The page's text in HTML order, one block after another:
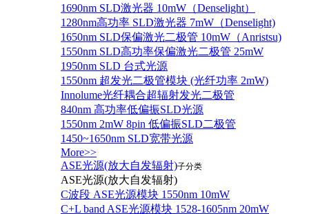
1690nm SLD激光器 10mW（Denselight）
1280nm高功率 SLD激光器 7mW（Denselight)
1650nm SLD保偏激光二极管 10mW（Anristsu)
1550nm SLD高功率保偏激光二极管 25mW
1950nm SLD 台式光源
1550nm 超发光二极管模块 (光纤功率 2mW)
Innolume光纤耦合超辐射发光二极管
840nm 高功率低偏振SLD光源
1550nm 2mW 8pin 低偏振SLD二极管
1450~1650nm SLD宽带光源
More>>
ASE光源(放大自发辐射)子分类
ASE光源(放大自发辐射)
C波段 ASE光源模块 1550nm 10mW
C+L band ASE光源模块 1528-1605nm 20mW